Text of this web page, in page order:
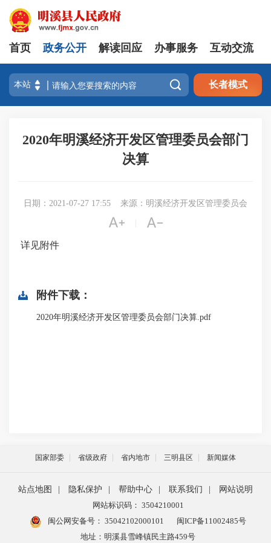
首页 政务公开 解读回应 办事服务 互动交流
 长者模式
2020年明溪经济开发区管理委员会部门
决算
日期：2021-07-27 17:55 来源：明溪经济开发区管理委员会
 
详见附件
附件下载：
2020年明溪经济开发区管理委员会部门决算.pdf
国家部委 省级政府 省内地市 三明县区 新闻媒体
站点地图 隐私保护 帮助中心 联系我们
网站说明
网站标识码： 3504210001
闽公网安备号： 35042102000101
闽ICP备11002485号
地址：明溪县雪峰镇民主路459号